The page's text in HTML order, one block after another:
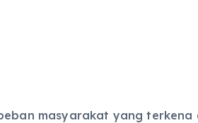
masyarakat yang terkena